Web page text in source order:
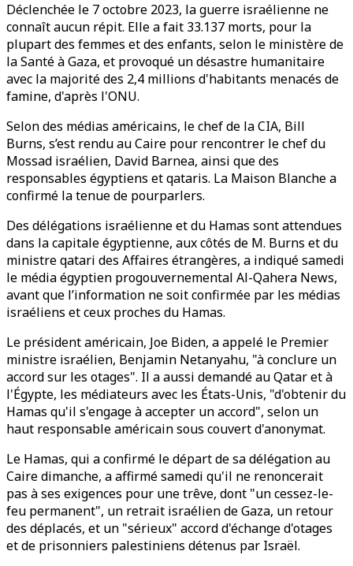
Déclenchée le 7 octobre 2023, la guerre israélienne ne
connaît aucun répit. Elle a fait 33.137 morts, pour la
plupart des femmes et des enfants, selon le ministère de
la Santé à Gaza, et provoqué un désastre humanitaire
avec la majorité des 2,4 millions d'habitants menacés de
famine, d'après l'ONU.
Selon des médias américains, le chef de la CIA, Bill
Burns, s’est rendu au Caire pour rencontrer le chef du
Mossad israélien, David Barnea, ainsi que des
responsables égyptiens et qataris. La Maison Blanche a
confirmé la tenue de pourparlers.
Des délégations israélienne et du Hamas sont attendues
dans la capitale égyptienne, aux côtés de M. Burns et du
ministre qatari des Affaires étrangères, a indiqué samedi
le média égyptien progouvernemental Al-Qahera News,
avant que l’information ne soit confirmée par les médias
israéliens et ceux proches du Hamas.
Le président américain, Joe Biden, a appelé le Premier
ministre israélien, Benjamin Netanyahu, "à conclure un
accord sur les otages". Il a aussi demandé au Qatar et à
l'Égypte, les médiateurs avec les États-Unis, "d'obtenir du
Hamas qu'il s'engage à accepter un accord", selon un
haut responsable américain sous couvert d'anonymat.
Le Hamas, qui a confirmé le départ de sa délégation au
Caire dimanche, a affirmé samedi qu'il ne renoncerait
pas à ses exigences pour une trêve, dont "un cessez-le-
feu permanent", un retrait israélien de Gaza, un retour
des déplacés, et un "sérieux" accord d'échange d'otages
et de prisonniers palestiniens détenus par Israël.